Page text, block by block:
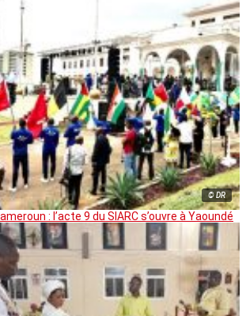
© DR
: l’acte 9 du SIARC s’ouvre à Yaoundé